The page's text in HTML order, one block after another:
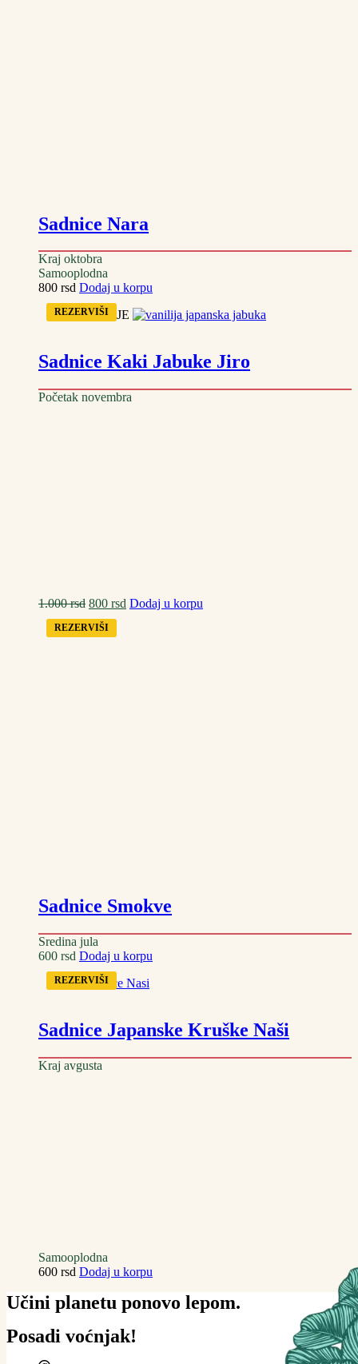
Sadnice Nara
Kraj oktobra
Samooplodna
800 rsd Dodaj u korpu
REZERVIŠI
SNIŽENJE
Sadnice Kaki Jabuke Jiro
Početak novembra
1.000rsd Оригинална
цена
је
800 rsd Тренутна
Dodaj u korpu
REZERVIŠI
Sadnice Smokve
Sredina jula
600 rsd Dodaj u korpu
REZERVIŠI
Sadnice Japanske Kruške Naši
Kraj avgusta
Samooplodna
600 rsd Dodaj u korpu
Učini planetu ponovo lepom.
Posadi voćnjak!